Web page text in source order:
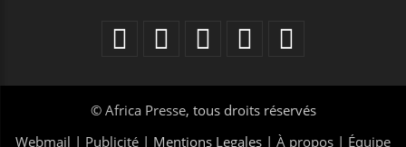
© Africa Presse, tous droits réservés
Webmail | Publicité | Mentions Legales | À propos | Équipe